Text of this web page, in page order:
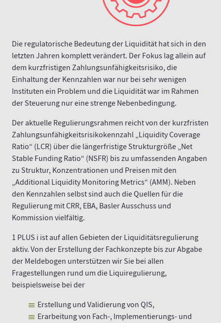
Die regulatorische Bedeutung der Liquidität hat sich in den
letzten Jahren komplett verändert. Der Fokus lag allein auf
dem kurzfristigen Zahlungsunfähigkeitsrisiko, die
Einhaltung der Kennzahlen war nur bei sehr wenigen
Instituten ein Problem und die Liquidität war im Rahmen
der Steuerung nur eine strenge Nebenbedingung.
Der aktuelle Regulierungsrahmen reicht von der kurzfristen
Zahlungsunfähigkeitsrisikokennzahl „Liquidity Coverage
Ratio“ (LCR) über die längerfristige Strukturgröße „Net
Stable Funding Ratio“ (NSFR) bis zu umfassenden Angaben
zu Struktur, Konzentrationen und Preisen mit den
„Additional Liquidity Monitoring Metrics“ (AMM). Neben
den Kennzahlen selbst sind auch die Quellen für die
Regulierung mit CRR, EBA, Basler Ausschuss und
Kommission vielfältig.
1 PLUS i ist auf allen Gebieten der Liquiditätsregulierung
aktiv. Von der Erstellung der Fachkonzepte bis zur Abgabe
der Meldebogen unterstützen wir Sie bei allen
Fragestellungen rund um die Liquiregulierung,
beispielsweise bei der
Erstellung und Validierung von QIS,
Erarbeitung von Fach-, Implementierungs- und